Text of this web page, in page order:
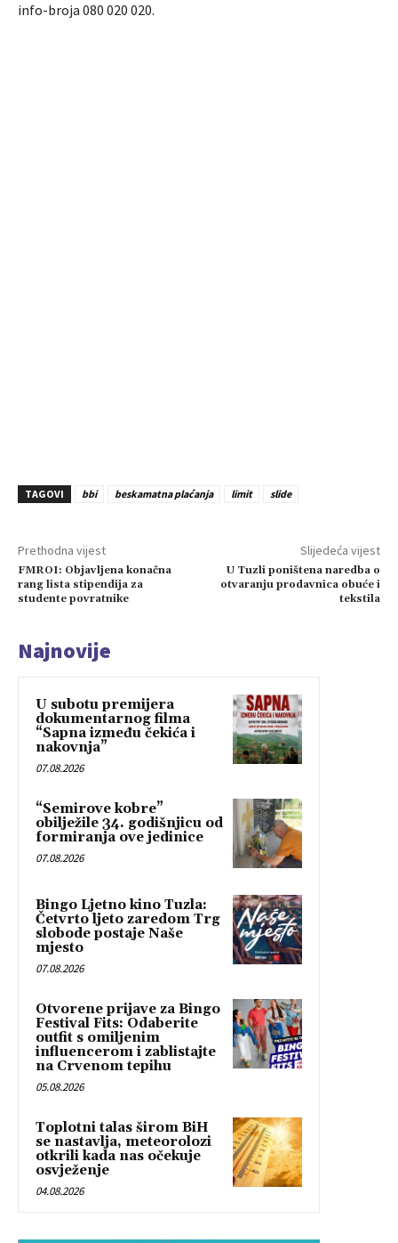
info-broja 080 020 020.
TAGOVI bbi beskamatna plaćanja limit slide
Prethodna vijest
FMROI: Objavljena konačna
rang lista stipendija za
studente povratnike
Slijedeća vijest
U Tuzli poništena naredba o
otvaranju prodavnica obuće i
tekstila
Najnovije
U subotu premijera
dokumentarnog filma
“Sapna između čekića i
nakovnja”
07.08.2026
“Semirove kobre”
obilježile 34. godišnjicu od
formiranja ove jedinice
07.08.2026
Bingo Ljetno kino Tuzla:
Četvrto ljeto zaredom Trg
slobode postaje Naše
mjesto
07.08.2026
Otvorene prijave za Bingo
Festival Fits: Odaberite
outfit s omiljenim
influencerom i zablistajte
na Crvenom tepihu
05.08.2026
Toplotni talas širom BiH
se nastavlja, meteorolozi
otkrili kada nas očekuje
osvježenje
04.08.2026